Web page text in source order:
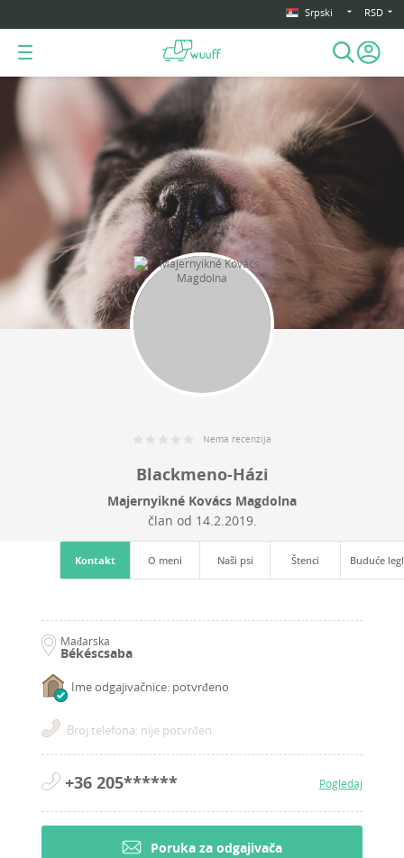
Srpski RSD
Nema recenzija
Blackmeno-Házi
Majernyikné Kovács Magdolna
član od 14.2.2019.
Kontakt O meni Naši psi Štenci Buduće
Mađarska
Békéscsaba
Ime odgajivačnice: potvrđeno
Broj telefona: nije potvrđen
+36 205****** Pogledaj
Poruka za odgajivača